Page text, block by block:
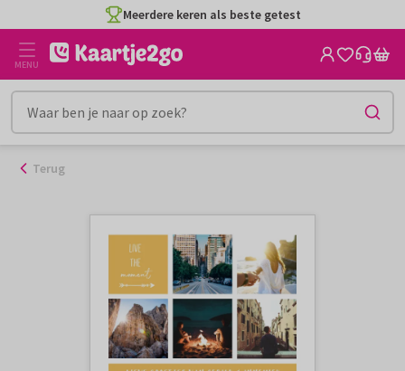
naar
inhoud
Meerdere keren als beste getest
MENU
Terug